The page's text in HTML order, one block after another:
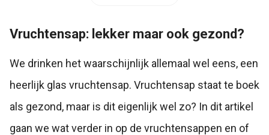
Vruchtensap: lekker maar ook gezond?
We drinken het waarschijnlijk allemaal wel eens, een
heerlijk glas vruchtensap. Vruchtensap staat te boek
als gezond, maar is dit eigenlijk wel zo? In dit artikel
gaan we wat verder in op de vruchtensappen en of